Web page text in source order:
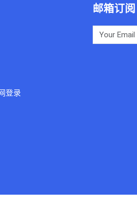
登录
邮箱订阅